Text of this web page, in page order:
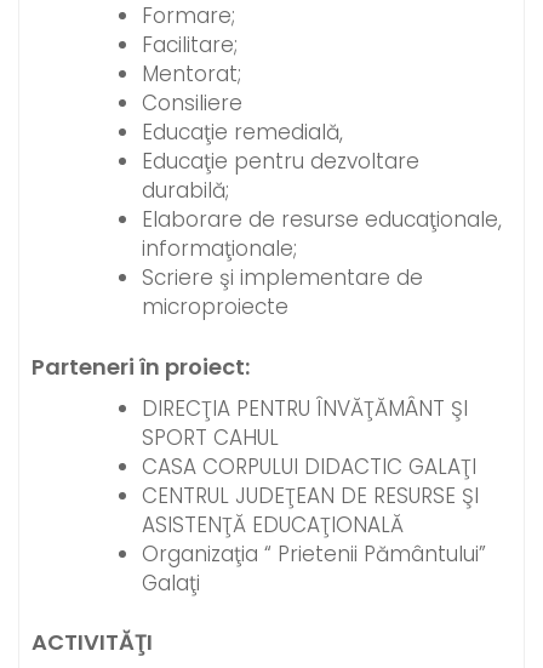
Formare;
Facilitare;
Mentorat;
Consiliere
Educaţie remedială,
Educaţie pentru dezvoltare
durabilă;
Elaborare de resurse educaţionale,
informaţionale;
Scriere şi implementare de
microproiecte
Parteneri în proiect:
DIRECŢIA PENTRU ÎNVĂŢĂMÂNT ŞI
SPORT CAHUL
CASA CORPULUI DIDACTIC GALAŢI
CENTRUL JUDEŢEAN DE RESURSE ŞI
ASISTENŢĂ EDUCAŢIONALĂ
Organizaţia “ Prietenii Pământului”
Galaţi
ACTIVITĂŢI